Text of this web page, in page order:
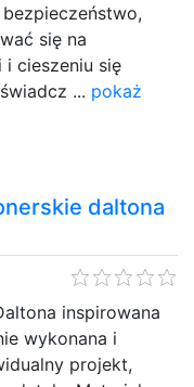
się na
cieszeniu się
... pokaż
daltona
inspirowana
wykonana i
projekt,